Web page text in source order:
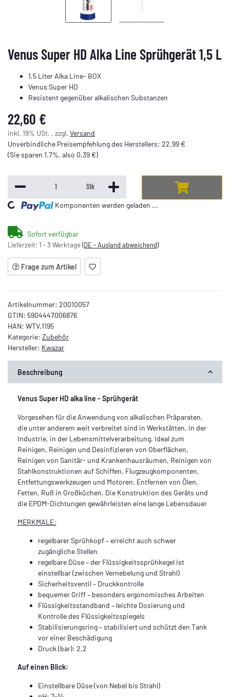
Venus Super HD Alka Line Sprühgerät 1,5 L
1,5 Liter Alka Line- BOX
Venus Super HD
Resistent gegenüber alkalischen Substanzen
22,60 €
inkl. 19% USt. , zzgl. Versand
Unverbindliche Preisempfehlung des Herstellers: 22,99 €
(Sie sparen 1.7%, also 0,39 €)
Stk
Komponenten werden geladen ...
Sofort verfügbar
Lieferzeit: 1 - 3 Werktage (DE - Ausland abweichend)
Frage zum Artikel
Artikelnummer: 20010057
GTIN: 5904447006876
HAN: WTV.1195
Kategorie: Zubehör
Hersteller: Kwazar
Beschreibung
Venus Super HD alka line - Sprühgerät
Vorgesehen für die Anwendung von alkalischen Präparaten,
die unter anderem weit verbreitet sind in Werkstätten, in der
Industrie, in der Lebensmittelverarbeitung. Ideal zum
Reinigen, Reinigen und Desinfizieren von Oberflächen,
Reinigen von Sanitär- und Krankenhausräumen, Reinigen von
Stahlkonstruktionen auf Schiffen, Flugzeugkomponenten,
Entfettungswerkzeugen und Motoren, Entfernen von Ölen,
Fetten, Ruß in Großküchen. Die Konstruktion des Geräts und
die EPDM-Dichtungen gewährleisten eine lange Lebensdauer
MERKMALE:
regelbarer Sprühkopf – erreicht auch schwer
zugängliche Stellen
regelbare Düse – der Flüssigkeitssprühkegel ist
einstellbar (zwischen Vernebelung und Strahl)
Sicherheitsventil – Druckkontrolle
bequemer Griff – besonders ergonomisches Arbeiten
Flüssigkeitsstandband – leichte Dosierung und
Kontrolle des Flüssigkeitsspiegels
Stabilisierungsring – stabilisiert und schützt den Tank
vor einer Beschädigung
Druck (bar): 2,2
Auf einen Blick:
Einstellbare Düse (von Nebel bis Strahl)